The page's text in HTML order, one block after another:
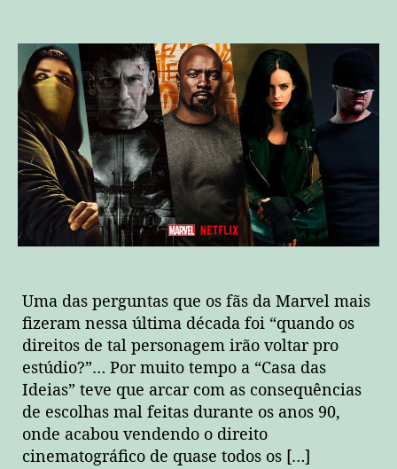
Uma das perguntas que os fãs da Marvel mais
fizeram nessa última década foi “quando os
direitos de tal personagem irão voltar pro
estúdio?”… Por muito tempo a “Casa das
Ideias” teve que arcar com as consequências
de escolhas mal feitas durante os anos 90,
onde acabou vendendo o direito
cinematográfico de quase todos os […]